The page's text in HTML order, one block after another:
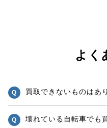
よく
買取できないものはあ
壊れている自転車でも